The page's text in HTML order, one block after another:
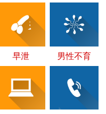
早泄 男性不育